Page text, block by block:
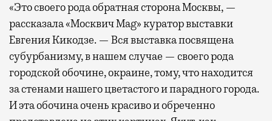
«Это своего рода обратная сторона Москвы, —
рассказала «Москвич Mag» куратор выставки
Евгения Кикодзе. — Вся выставка посвящена
субурбанизму, в нашем случае — своего рода
городской обочине, окраине, тому, что находится
за стенами нашего цветастого и парадного города.
И эта обочина очень красиво и обреченно